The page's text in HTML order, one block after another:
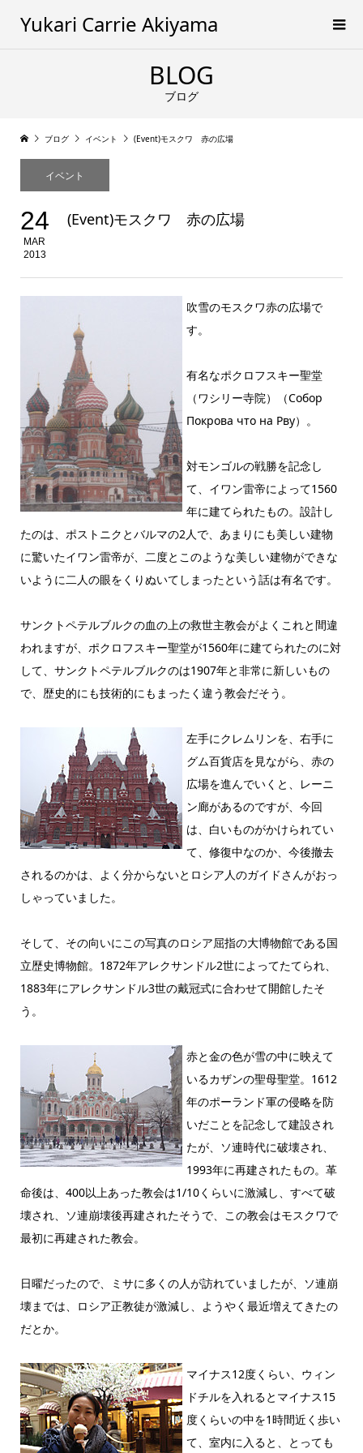
Yukari Carrie Akiyama
BLOG
ブログ
ブログ イベント (Event)モスクワ 赤の広場
イベント
24
MAR
2013
(Event)モスクワ 赤の広場
吹雪のモスクワ赤の広場で
す。
有名なポクロフスキー聖堂
（ワシリー寺院）（Собор
Покрова что на Рву）。
対モンゴルの戦勝を記念し
て、イワン雷帝によって1560
年に建てられたもの。設計し
たのは、ポストニクとバルマの2人で、あまりにも美しい建物
に驚いたイワン雷帝が、二度とこのような美しい建物ができな
いように二人の眼をくりぬいてしまったという話は有名です。
サンクトペテルブルクの血の上の救世主教会がよくこれと間違
われますが、ポクロフスキー聖堂が1560年に建てられたのに対
して、サンクトペテルブルクのは1907年と非常に新しいもの
で、歴史的にも技術的にもまったく違う教会だそう。
左手にクレムリンを、右手に
グム百貨店を見ながら、赤の
広場を進んでいくと、レーニ
ン廊があるのですが、今回
は、白いものがかけられてい
て、修復中なのか、今後撤去
されるのかは、よく分からないとロシア人のガイドさんがおっ
しゃっていました。
そして、その向いにこの写真のロシア屈指の大博物館である国
立歴史博物館。1872年アレクサンドル2世によってたてられ、
1883年にアレクサンドル3世の戴冠式に合わせて開館したそ
う。
赤と金の色が雪の中に映えて
いるカザンの聖母聖堂。1612
年のポーランド軍の侵略を防
いだことを記念して建設され
たが、ソ連時代に破壊され、
1993年に再建されたもの。革
命後は、400以上あった教会は1/10くらいに激減し、すべて破
壊され、ソ連崩壊後再建されたそうで、この教会はモスクワで
最初に再建された教会。
日曜だったので、ミサに多くの人が訪れていましたが、ソ連崩
壊までは、ロシア正教徒が激減し、ようやく最近増えてきたの
だとか。
マイナス12度くらい、ウィン
ドチルを入れるとマイナス15
度くらいの中を1時間近く歩い
て、室内に入ると、とっても